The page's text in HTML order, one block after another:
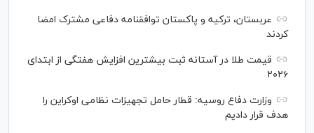
عربستان، ترکیه و پاکستان توافقنامه دفاعی مشترک امضا
کردند
قیمت طلا در آستانه ثبت بیشترین افزایش هفتگی از ابتدای
۲۰۲۶
وزارت دفاع روسیه: قطار حامل تجهیزات نظامی اوکراین را
هدف قرار دادیم